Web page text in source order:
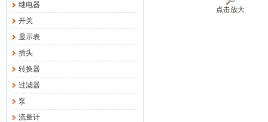
继电器
开关
显示表
插头
转换器
过滤器
泵
流量计
点击放大